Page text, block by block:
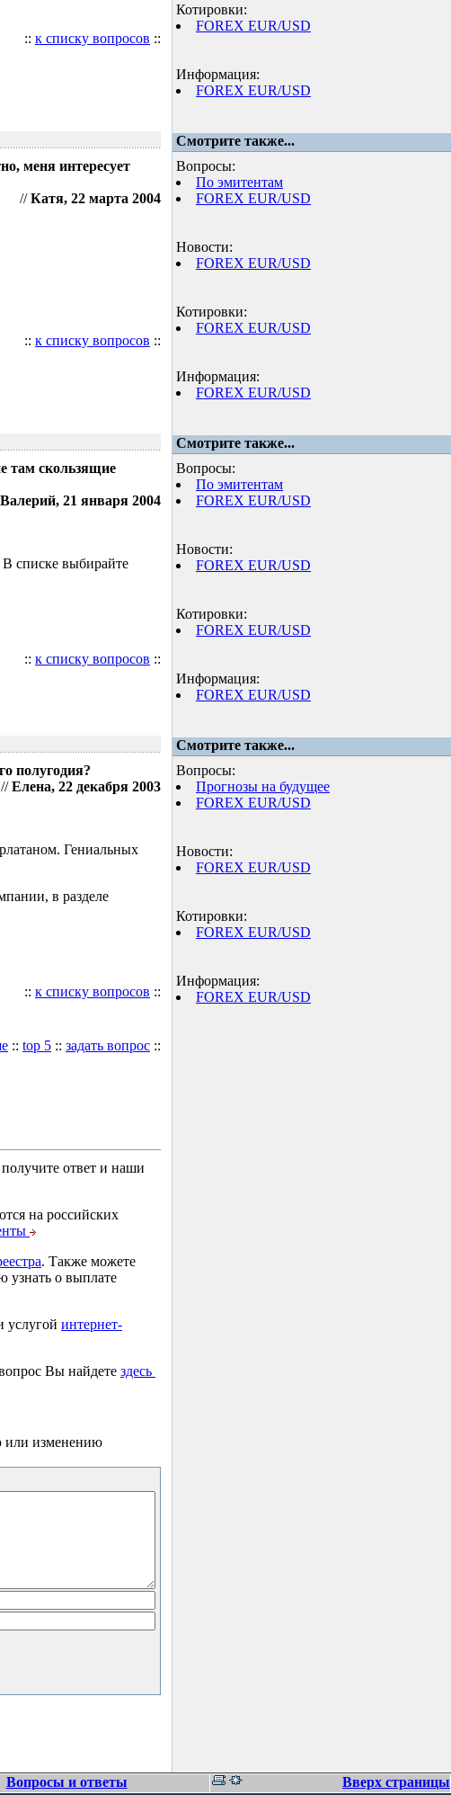
:: к списку вопросов ::
Котировки:
FOREX EUR/USD
Информация:
FOREX EUR/USD
Смотрите также...
меня интересует
//Катя, 22 марта 2004
:: к списку вопросов ::
Вопросы:
По эмитентам
FOREX EUR/USD
Новости:
FOREX EUR/USD
Котировки:
FOREX EUR/USD
Информация:
FOREX EUR/USD
Смотрите также...
там скользящие
Валерий, 21 января 2004
В списке выбирайте
:: к списку вопросов ::
Вопросы:
По эмитентам
FOREX EUR/USD
Новости:
FOREX EUR/USD
Котировки:
FOREX EUR/USD
Информация:
FOREX EUR/USD
Смотрите также...
полугодия?
//Елена, 22 декабря 2003
Гениальных
в разделе
:: к списку вопросов ::
Вопросы:
Прогнозы на будущее
FOREX EUR/USD
Новости:
FOREX EUR/USD
Котировки:
FOREX EUR/USD
Информация:
FOREX EUR/USD
:: top 5 :: задать вопрос ::
ответ и наши
на российских
. Также можете
узнать о выплате
услугой интернет-
Вы найдете здесь
или изменению
Вопросы и ответы Вверх страницы